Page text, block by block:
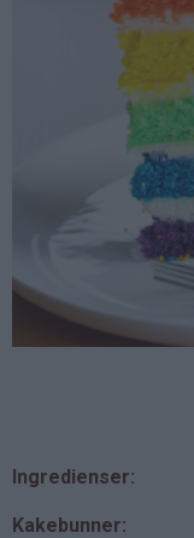
Ingredienser:
Kakebunner: